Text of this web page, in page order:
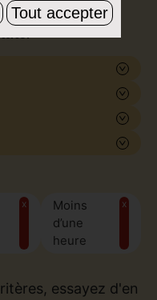
pour tous les
x
Moins
d’une
heure
x
essayez d'en
Tout accepter